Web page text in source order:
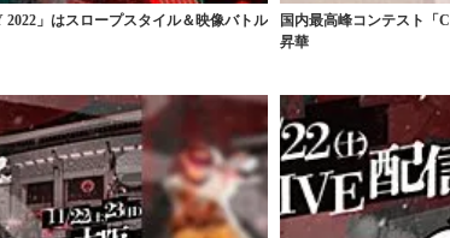
」はスロープスタイル＆映像バトル
国内最高峰コンテスト「
昇華